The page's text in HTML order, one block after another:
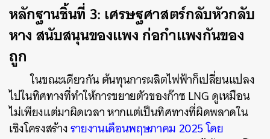
หลักฐานชิ้นที่ 3: เศรษฐศาสตร์กลับหัวกลับ
หาง สนับสนุนของแพง ก่อกำแพงกันของ
ถูก
ในขณะเดียวกัน ต้นทุนการผลิตไฟฟ้าก็เปลี่ยนแปลง
ไปในทิศทางที่ทำให้การขยายตัวของก๊าซ LNG ดูเหมือน
ไม่เพียงแต่มาผิดเวลา หากแต่เป็นทิศทางที่ผิดพลาดใน
เชิงโครงสร้างรายงานเดือนพฤษภาคม 2025 โดย